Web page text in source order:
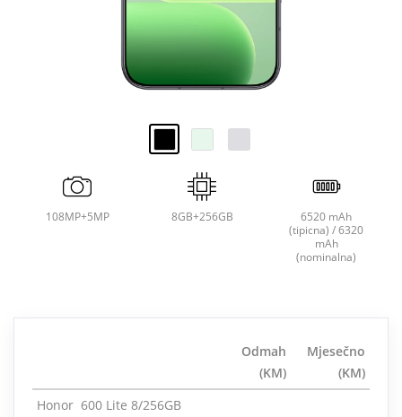
108MP+5MP 8GB+256GB
6520 mAh
(tipicna) / 6320
mAh
(nominalna)
Odmah
(KM)
Mjesečno
(KM)
Honor 600 Lite 8/256GB